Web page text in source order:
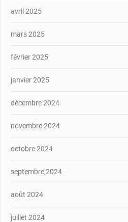
avril 2025
mars 2025
février 2025
janvier 2025
décembre 2024
novembre 2024
octobre 2024
septembre 2024
août 2024
juillet 2024